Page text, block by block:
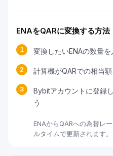
ENAをQARに変換する方法
1 変換したいENAの数量
2 計算機がQARでの相当
3
Bybitアカウントに登録
う
ENAからQARへの為替レ
ルタイムで更新されます。